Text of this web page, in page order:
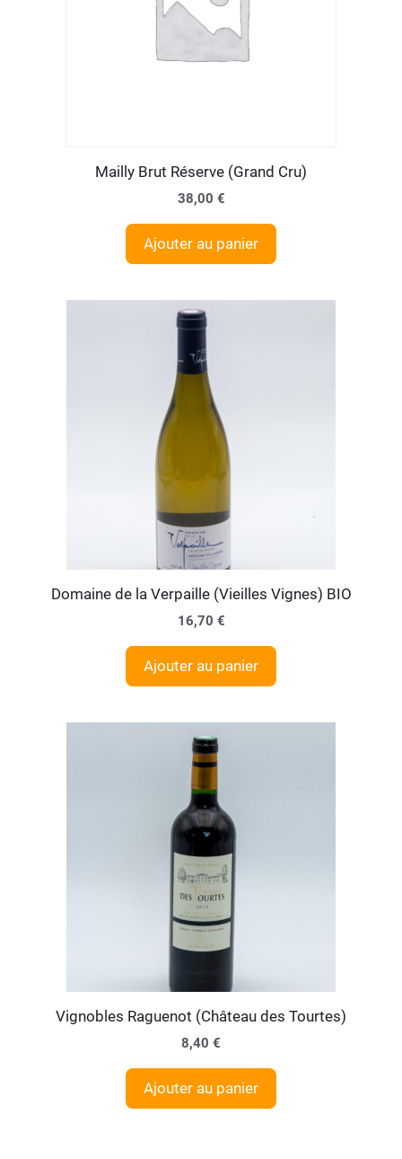
Mailly Brut Réserve (Grand Cru)
38,00 €
Ajouter au panier
Domaine de la Verpaille (Vieilles Vignes) BIO
16,70 €
Ajouter au panier
Vignobles Raguenot (Château des Tourtes)
8,40 €
Ajouter au panier